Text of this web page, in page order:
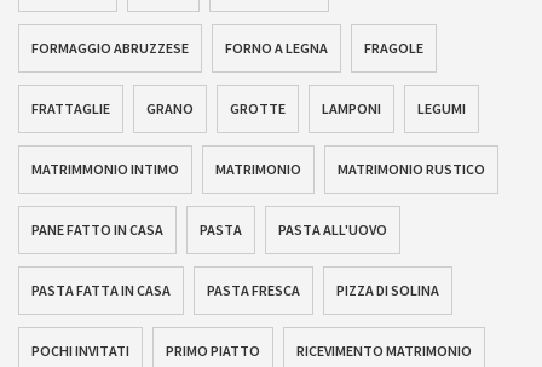
FORMAGGIO ABRUZZESE FORNO A LEGNA FRAGOLE
FRATTAGLIE GRANO GROTTE LAMPONI LEGUMI
MATRIMMONIO INTIMO MATRIMONIO MATRIMONIO RUSTICO
PANE FATTO IN CASA PASTA PASTA ALL'UOVO
PASTA FATTA IN CASA PASTA FRESCA PIZZA DI SOLINA
POCHI INVITATI PRIMO PIATTO RICEVIMENTO MATRIMONIO